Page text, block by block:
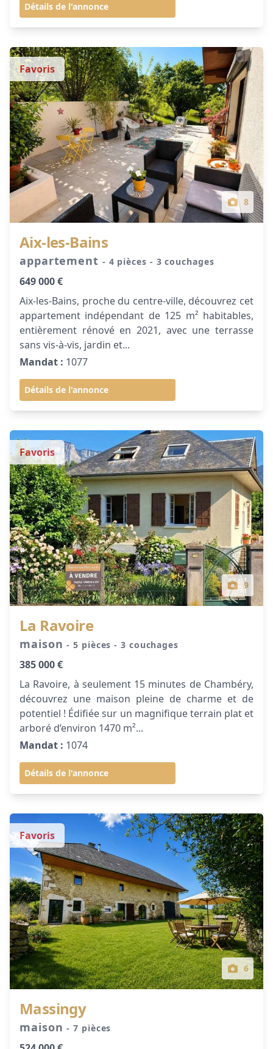
Détails de l'annonce
8
Favoris
Aix-les-Bains
appartement - 4 pièces - 3 couchages
649 000 €
Aix-les-Bains, proche du centre-ville, découvrez cet
appartement indépendant de 125 m² habitables,
entièrement rénové en 2021, avec une terrasse
sans vis-à-vis, jardin et...
Mandat : 1077
Détails de l'annonce
9
Favoris
La Ravoire
maison- 5 pièces- 3 couchages
385 000 €
La Ravoire, à seulement 15 minutes de Chambéry,
découvrez une maison pleine de charme et de
potentiel ! Édifiée sur un magnifique terrain plat et
arboré d’environ 1470 m²...
Mandat : 1074
Détails de l'annonce
6
Favoris
Massingy
maison- 7 pièces